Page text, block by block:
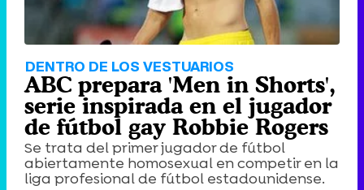
DENTRO DE LOS VESTUARIOS
ABC prepara 'Men in Shorts',
serie inspirada en el jugador
de fútbol gay Robbie Rogers
Se trata del primer jugador de fútbol
abiertamente homosexual en competir en la
liga profesional de fútbol estadounidense.